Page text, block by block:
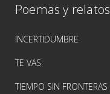
Poemas y relatos
INCERTIDUMBRE
TE VAS
TIEMPO SIN FRONTERAS